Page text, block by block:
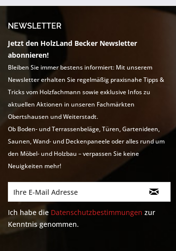
NEWSLETTER
Jetzt den HolzLand Becker Newsletter
abonnieren!
Bleiben Sie immer bestens informiert: Mit unserem
Newsletter erhalten Sie regelmäßig praxisnahe Tipps &
Tricks vom Holzfachmann sowie exklusive Infos zu
aktuellen Aktionen in unseren Fachmärkten
Obertshausen und Weiterstadt.
Ob Boden- und Terrassenbeläge, Türen, Gartenideen,
Saunen, Wand- und Deckenpaneele oder alles rund um
den Möbel- und Holzbau – verpassen Sie keine
Neuigkeiten mehr!
Ich habe die Datenschutzbestimmungen zur
Kenntnis genommen.